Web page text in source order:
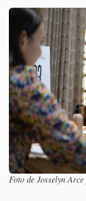
Foto de Josselyn